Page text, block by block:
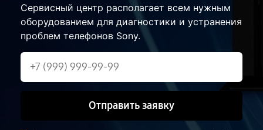
Сервисный центр располагает всем нужным
оборудованием для диагностики и устранения
проблем телефонов Sony.
Отправить заявку